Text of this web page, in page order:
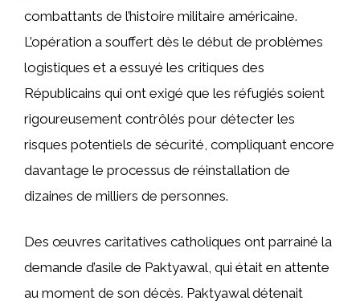
combattants de l’histoire militaire américaine.
L’opération a souffert dès le début de problèmes
logistiques et a essuyé les critiques des
Républicains qui ont exigé que les réfugiés soient
rigoureusement contrôlés pour détecter les
risques potentiels de sécurité, compliquant encore
davantage le processus de réinstallation de
dizaines de milliers de personnes.
Des œuvres caritatives catholiques ont parrainé la
demande d’asile de Paktyawal, qui était en attente
au moment de son décès. Paktyawal détenait